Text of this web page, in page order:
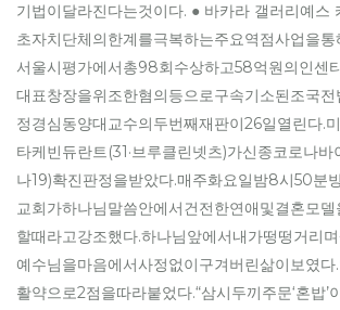
기법이달라진다는것이다. ● 바카라 갤러리예스
초자치단체의한계를극복하는주요역점사업을
서울시평가에서총98회수상하고58억원의인센
대표창장을위조한혐의등으로구속기소된조국전
정경심동양대교수의두번째재판이26일열린다.
타케빈듀란트(31·브루클린넷츠)가신종코로나
나19)확진판정을받았다.매주화요일밤8시50분
교회가하나님말씀안에서건전한연애및결혼모
할때라고강조했다.하나님앞에서내가떵떵거리
예수님을마음에서사정없이구겨버린삶이보였다
활약으로2점을따라붙었다.“삼시두끼주문‘혼밥’